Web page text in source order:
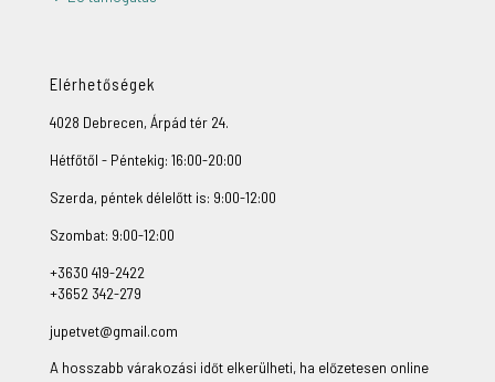
Elérhetőségek
4028 Debrecen, Árpád tér 24.
Hétfőtől - Péntekig: 16:00-20:00
Szerda, péntek délelőtt is: 9:00-12:00
Szombat: 9:00-12:00
+3630 419-2422
+3652 342-279
jupetvet@gmail.com
A hosszabb várakozási időt elkerülheti, ha előzetesen online